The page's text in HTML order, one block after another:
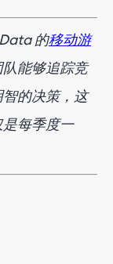
的移动游
能够追踪竞
的决策，这
每季度一